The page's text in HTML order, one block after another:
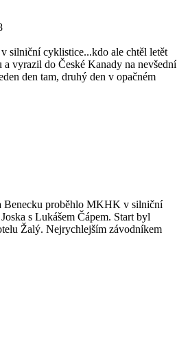
silniční cyklistice...kdo ale chtěl letět
vyrazil do České Kanady na nevšední
den tam, druhý den v opačném
Benecku proběhlo MKHK v silniční
s Lukášem Čápem. Start byl
Žalý. Nejrychlejším závodníkem